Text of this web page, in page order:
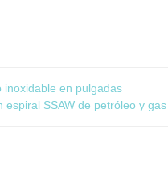
inoxidable en pulgadas
SSAW de petróleo y